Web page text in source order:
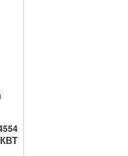
КВТ